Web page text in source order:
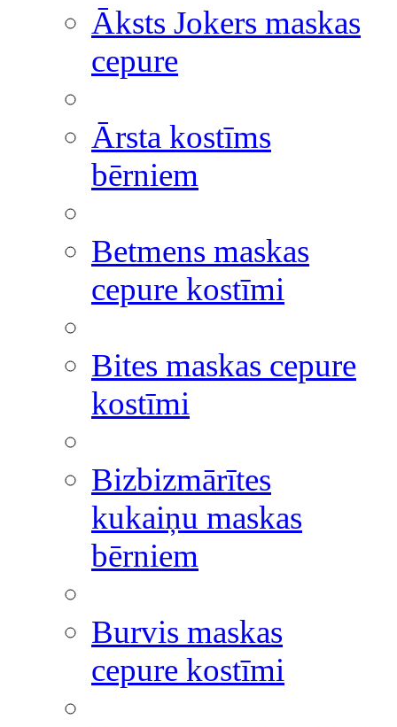
Āksts Jokers maskas
cepure
Ārsta kostīms
bērniem
Betmens maskas
cepure kostīmi
Bites maskas cepure
kostīmi
Bizbizmārītes
kukaiņu maskas
bērniem
Burvis maskas
cepure kostīmi